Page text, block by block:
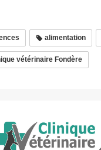
alimentation
vétérinaire Fondère